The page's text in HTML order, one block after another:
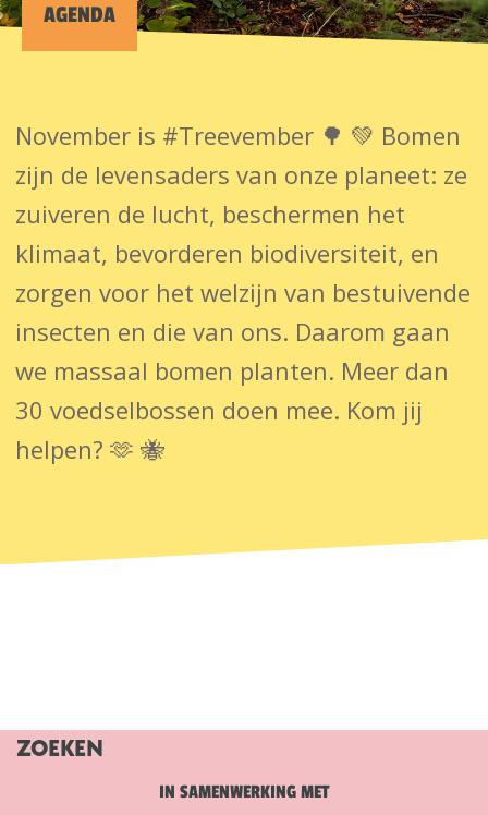
AGENDA
November is #Treevember 🌳 💚 Bomen
zijn de levensaders van onze planeet: ze
zuiveren de lucht, beschermen het
klimaat, bevorderen biodiversiteit, en
zorgen voor het welzijn van bestuivende
insecten en die van ons. Daarom gaan
we massaal bomen planten. Meer dan
30 voedselbossen doen mee. Kom jij
helpen? 🫶 🐝
ZOEKEN
IN SAMENWERKING MET